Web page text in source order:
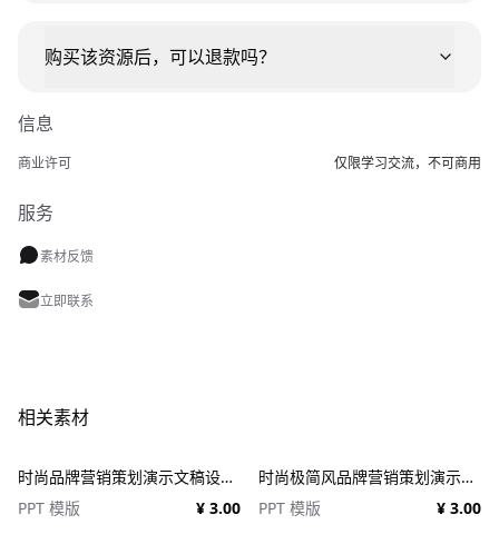
购买该资源后，可以退款吗？
信息
商业许可 仅限学习交流，不可商用
服务
素材反馈
立即联系
相关素材
时尚品牌营销策划演示文稿设计ppt模板 Fashion Presentation PowerPoint Template
PPT 模版
¥ 3.00
时尚极简风品牌营销策划演示文稿设计ppt模版 Assent Brand Strategy Template
PPT 模版
¥ 3.00